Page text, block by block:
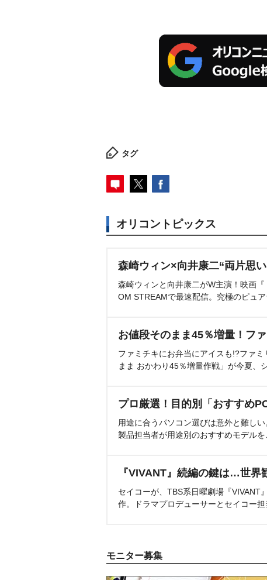
タグ
オリコントピックス
森崎ウィン×向井康二“両片思
森崎ウィンと向井康二がW主演！映画
OM STREAMで最速配信。究極のピュア
お値段そのまま45％増量！フ
ファミチキにお弁当にアイスも!?ファ
まま おかわり45％増量作戦」が今夏、
プロ厳選！目的別「おすすめ
用途に合うパソコン選びは意外と難し
製品担当者が用途別のおすすめモデルを
『VIVANT』続編の鍵は…世界
セイコーが、TBS系日曜劇場『VIVANT
作。ドラマプロデューサーとセイコー担
モニター募集